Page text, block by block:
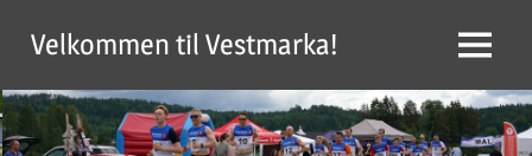
content
Velkommen til Vestmarka! Menu